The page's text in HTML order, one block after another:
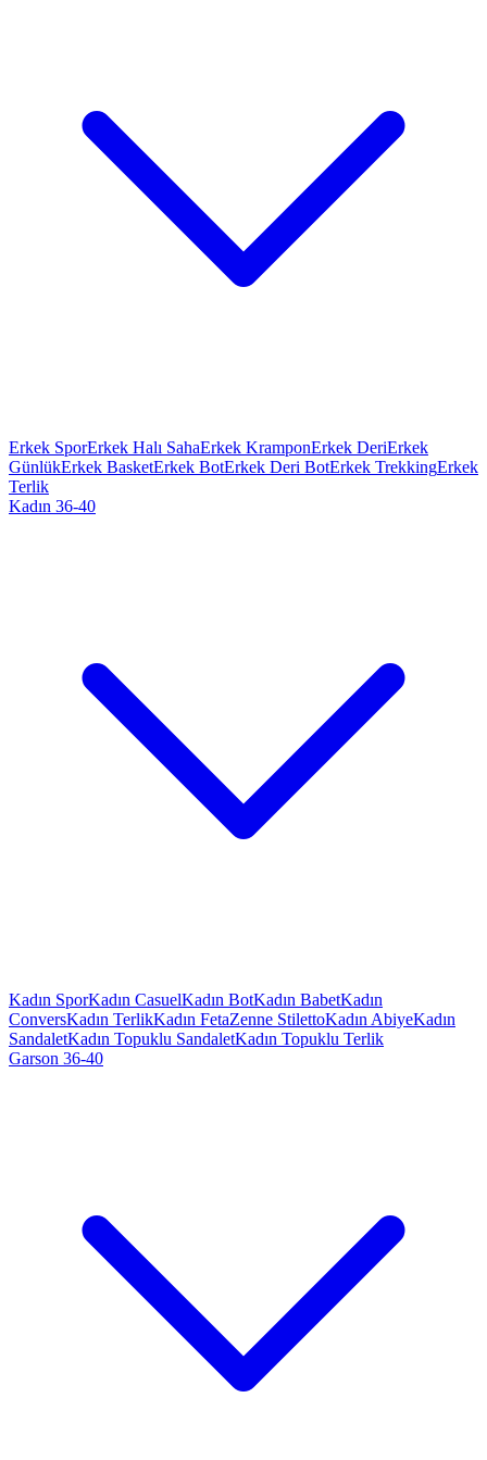
Erkek SporErkek Halı SahaErkek KramponErkek DeriErkek
GünlükErkek BasketErkek BotErkek Deri BotErkek TrekkingErkek
Terlik
Kadın 36-40
Kadın SporKadın CasuelKadın BotKadın BabetKadın
ConversKadın TerlikKadın FetaZenne StilettoKadın AbiyeKadın
SandaletKadın Topuklu SandaletKadın Topuklu Terlik
Garson 36-40